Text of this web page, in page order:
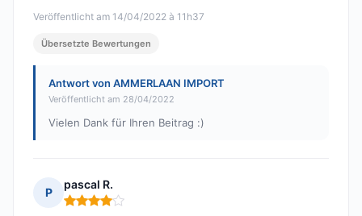
Veröffentlicht am 14/04/2022 à 11h37
Übersetzte Bewertungen
Antwort von AMMERLAAN IMPORT
Veröffentlicht am 28/04/2022
Vielen Dank für Ihren Beitrag :)
P
pascal R.
Hinweis: 4 von 5